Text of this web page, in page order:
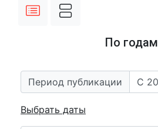
По годам
Период публикации
Выбрать даты